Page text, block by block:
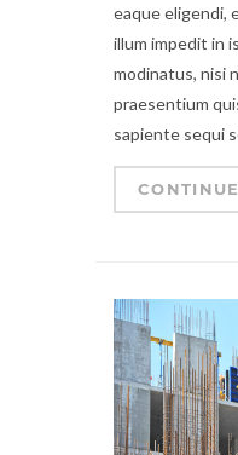
eaque eligendi,
illum impedit in
modinatus, nisi
praesentium
sapiente sequi